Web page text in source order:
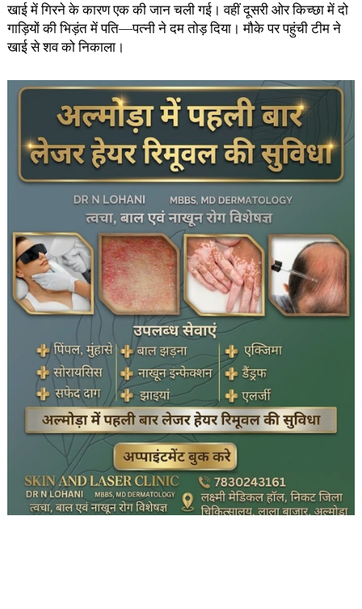
खाई में गिरने के कारण एक की जान चली गई। वहीं दूसरी ओर किच्छा में दो
गाड़ियों की भिड़ंत में पति—पत्नी ने दम तोड़ दिया। मौके पर पहुंची टीम ने
खाई से शव को निकाला।